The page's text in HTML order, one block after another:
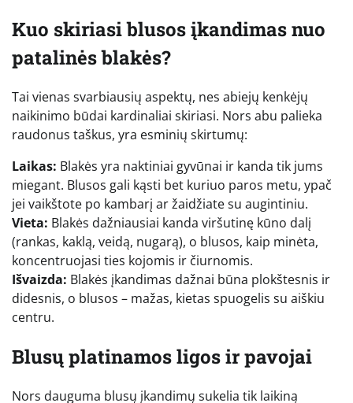
Kuo skiriasi blusos įkandimas nuo
patalinės blakės?
Tai vienas svarbiausių aspektų, nes abiejų kenkėjų
naikinimo būdai kardinaliai skiriasi. Nors abu palieka
raudonus taškus, yra esminių skirtumų:
Laikas: Blakės yra naktiniai gyvūnai ir kanda tik jums
miegant. Blusos gali kąsti bet kuriuo paros metu, ypač
jei vaikštote po kambarį ar žaidžiate su augintiniu.
Vieta: Blakės dažniausiai kanda viršutinę kūno dalį
(rankas, kaklą, veidą, nugarą), o blusos, kaip minėta,
koncentruojasi ties kojomis ir čiurnomis.
Išvaizda: Blakės įkandimas dažnai būna plokštesnis ir
didesnis, o blusos – mažas, kietas spuogelis su aiškiu
centru.
Blusų platinamos ligos ir pavojai
Nors dauguma blusų įkandimų sukelia tik laikiną